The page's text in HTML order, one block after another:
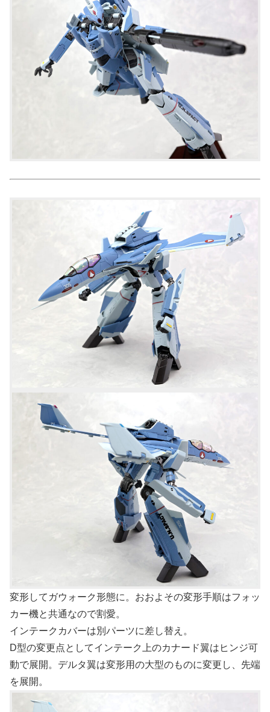
変形してガウォーク形態に。おおよその変形手順はフォッ
カー機と共通なので割愛。
インテークカバーは別パーツに差し替え。
D型の変更点としてインテーク上のカナード翼はヒンジ可
動で展開。デルタ翼は変形用の大型のものに変更し、先端
を展開。